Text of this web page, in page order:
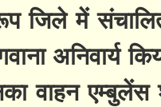
जिले में
अनिवार्य
वाहन